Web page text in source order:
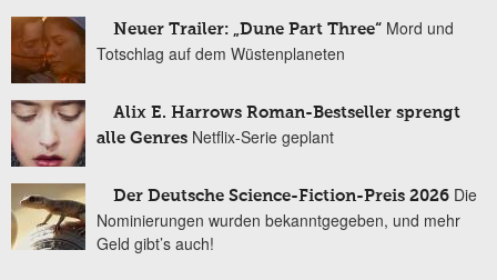
Neuer Trailer: „Dune Part Three“ Mord und
Totschlag auf dem Wüstenplaneten
Alix E. Harrows Roman-Bestseller sprengt
alle Genres Netflix-Serie geplant
Der Deutsche Science-Fiction-Preis 2026 Die
Nominierungen wurden bekanntgegeben, und mehr
Geld gibt’s auch!